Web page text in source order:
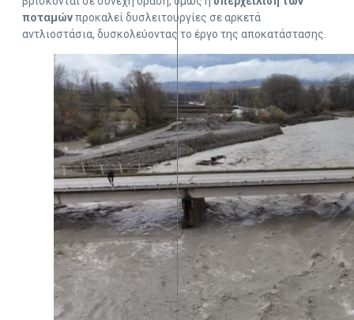
ποταμώνπροκαλεί δυσλειτουργίες σε αρκετά
αντλιοστάσια, δυσκολεύοντας το έργο της αποκατάστασης.